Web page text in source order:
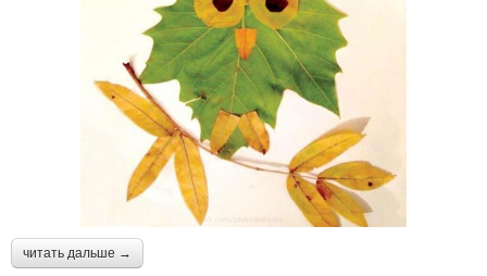
читать дальше →